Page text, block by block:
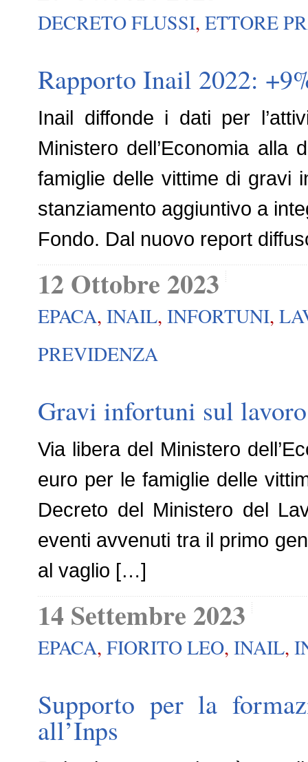
DECRETO FLUSSI, ETTORE
Rapporto Inail 2022:
Inail diffonde i dati per
Ministero dell’Economia
famiglie delle vittime di gravi
stanziamento aggiuntivo a
Fondo. Dal nuovo report
12 Ottobre 2023
EPACA, INAIL, INFORTUNI,
PREVIDENZA
Gravi infortuni sul
Via libera del Ministero
euro per le famiglie delle
Decreto del Ministero del
eventi avvenuti tra il primo
al vaglio […]
14 Settembre 2023
EPACA, FIORITO LEO, INAIL,
Supporto per la
all’Inps